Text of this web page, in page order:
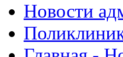
Новости